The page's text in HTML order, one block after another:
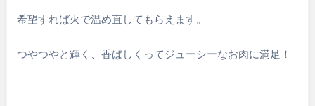
希望すれば火で温め直してもらえます。
つやつやと輝く、香ばしくってジューシーなお肉に満足！